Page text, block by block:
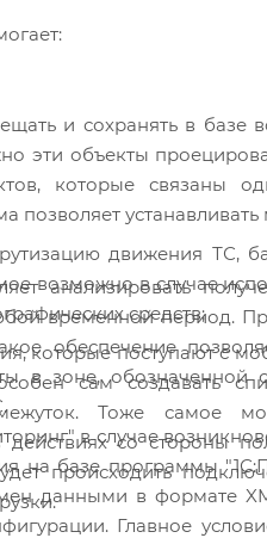
и сохранять в
эти объекты
которые связаны
позволяет
движения ТС,
возможно в случае
средств;
которые поступают с
сам создавать
Тоже самое
действиях со стороны
происходить
анализировать
временной период.
обеспечение
в зоне, обозначенной
в случае
на базе программы
данными в формате
Главное